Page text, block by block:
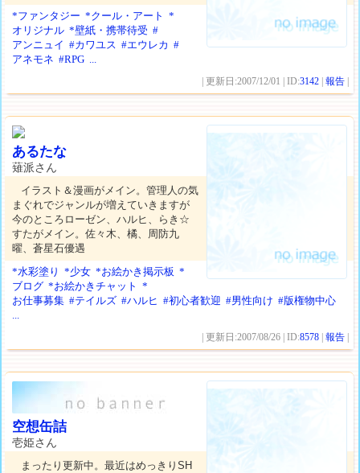
*ファンタジー *クール・アート
*
オリジナル *壁紙・携帯待受 #
アンニュイ #カワユス #エウレカ #
アネモネ #RPG ...
| 更新日:2007/12/01 | ID:3142 |報告
あるたな
薙派さん
イラスト＆漫画がメイン。管理人の気
まぐれでジャンルが増えていきますが
今のところローゼン、ハルヒ、らき☆
すたがメイン。佐々木、橘、周防九
曜、蒼星石優遇
*水彩塗り
*少女 *お絵かき掲示板 *
ブログ *お絵かきチャット
*
お仕事募集 #テイルズ #ハルヒ #初心者歓迎 #男性向け #版権物中心
...
| 更新日:2007/08/26 | ID:8578 |報告
空想缶詰
壱姫さん
まったり更新中。最近はめっきりSH